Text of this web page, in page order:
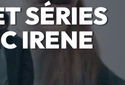
SÉRIES
IRENE